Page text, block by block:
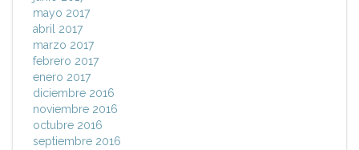
mayo 2017
abril 2017
marzo 2017
febrero 2017
enero 2017
diciembre 2016
noviembre 2016
octubre 2016
septiembre 2016